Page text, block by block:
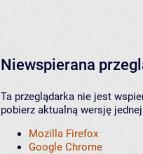
Niewspierana
Ta przeglądarka nie jest
pobierz aktualną wersję
Mozilla Firefox
Google Chrome